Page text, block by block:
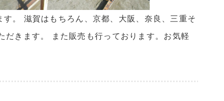
。 滋賀はもちろん、京都、大阪、奈良、三重そ
きます。 また販売も行っております。お気軽